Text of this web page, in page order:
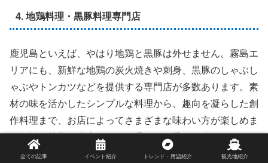
4. 地鶏料理・黒豚料理専門店
鹿児島といえば、やはり地鶏と黒豚は外せません。霧島エ
リアにも、新鮮な地鶏の炭火焼きや刺身、黒豚のしゃぶし
ゃぶやトンカツなどを提供する専門店が多数あります。素
材の味を活かしたシンプルな料理から、趣向を凝らした創
作料理まで、お店によってさまざまな味わい方が楽しめま
す。特に地鶏の炭火焼きは、香ばしい香りと歯ごたえがた
まらない逸品です。事前に予約が必要な場合もあるので、
全ての記事 イベント紹介 トレンド・用語紹介 観光地紹介